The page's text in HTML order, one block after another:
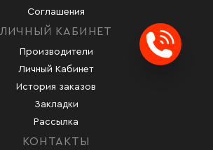
Соглашения
ЛИЧНЫЙ КАБИНЕТ
Производители
Личный Кабинет
История заказов
Закладки
Рассылка
КОНТАКТЫ